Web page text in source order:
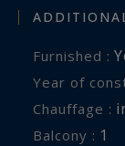
Furnished :
Year of
Chauffage :
balcony : 1